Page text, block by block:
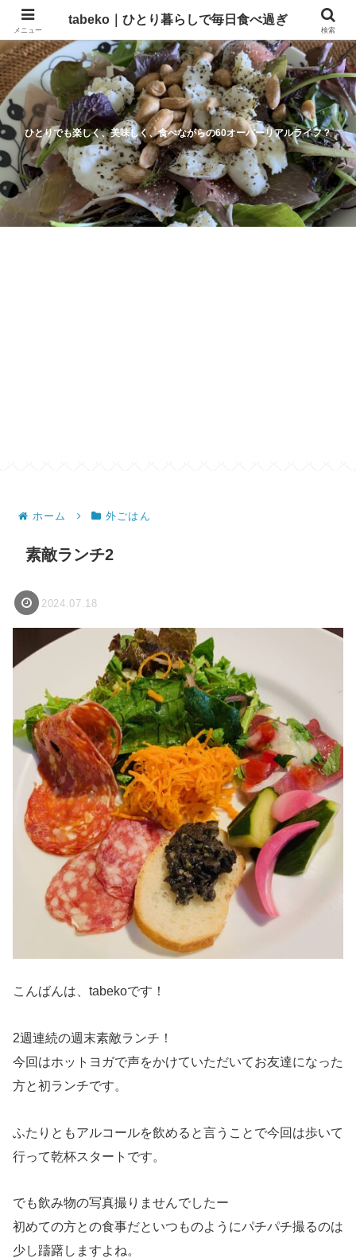
ひとりでも楽しく、美味しく、食べながらの60オーバーリアルライフ？
ホーム 外ごはん
素敵ランチ2
2024.07.18
こんばんは、tabekoです！
2週連続の週末素敵ランチ！
今回はホットヨガで声をかけていただいてお友達になった
方と初ランチです。
ふたりともアルコールを飲めると言うことで今回は歩いて
行って乾杯スタートです。
でも飲み物の写真撮りませんでしたー
初めての方との食事だといつものようにパチパチ撮るのは
少し躊躇しますよね。
メニュー
tabeko｜ひとり暮らしで毎日食べ過ぎ
検索